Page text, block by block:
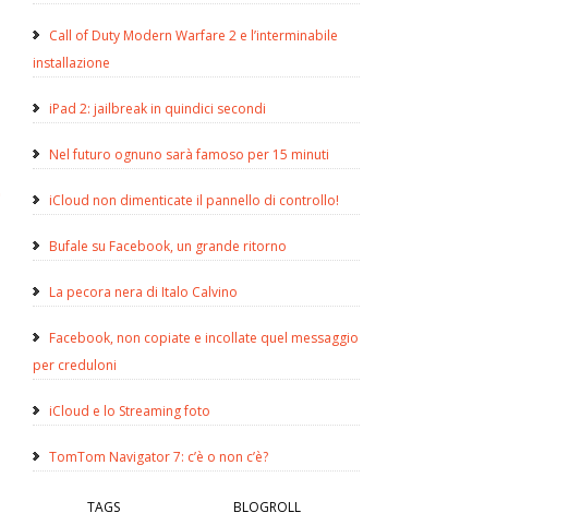
Call of Duty Modern Warfare 2 e l’interminabile
installazione
iPad 2: jailbreak in quindici secondi
Nel futuro ognuno sarà famoso per 15 minuti
iCloud non dimenticate il pannello di controllo!
Bufale su Facebook, un grande ritorno
La pecora nera di Italo Calvino
Facebook, non copiate e incollate quel messaggio
per creduloni
iCloud e lo Streaming foto
TomTom Navigator 7: c’è o non c’è?
TAGS BLOGROLL